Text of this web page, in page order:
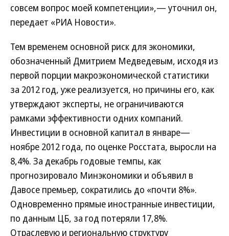
совсем вопрос моей компетенции»,— уточнил он,
передает «РИА Новости».
Тем временем основной риск для экономики,
обозначенный Дмитрием Медведевым, исходя из
первой порции макроэкономической статистики
за 2012 год, уже реализуется, но причины его, как
утверждают эксперты, не ограничиваются
рамками эффективности одних компаний.
Инвестиции в основной капитал в январе—
ноябре 2012 года, по оценке Росстата, выросли на
8,4%. За декабрь годовые темпы, как
прогнозировало Минэкономики и объявил в
Давосе премьер, сократились до «почти 8%».
Одновременно прямые иностранные инвестиции,
по данным ЦБ, за год потеряли 17,8%.
Отраслевую и региональную структуру